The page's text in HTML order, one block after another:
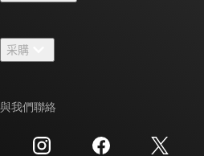
人才招募
新聞室
活動
投資人關系
TI E2E™ 設計支援論壇
交互參考搜索
客戶支援中心
采購
與我們聯絡